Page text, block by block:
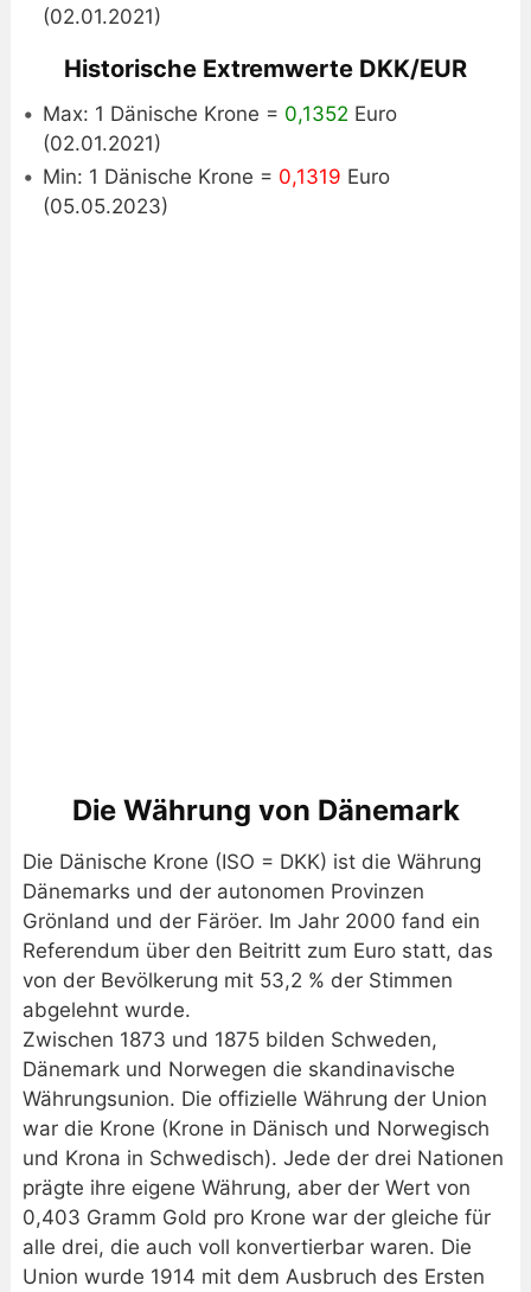
(02.01.2021)
Historische Extremwerte DKK/EUR
Max: 1 Dänische Krone = 0,1352 Euro
(02.01.2021)
Min: 1 Dänische Krone = 0,1319 Euro
(05.05.2023)
Die Währung von Dänemark
Die Dänische Krone (ISO = DKK) ist die Währung
Dänemarks und der autonomen Provinzen
Grönland und der Färöer. Im Jahr 2000 fand ein
Referendum über den Beitritt zum Euro statt, das
von der Bevölkerung mit 53,2 % der Stimmen
abgelehnt wurde.
Zwischen 1873 und 1875 bilden Schweden,
Dänemark und Norwegen die skandinavische
Währungsunion. Die offizielle Währung der Union
war die Krone (Krone in Dänisch und Norwegisch
und Krona in Schwedisch). Jede der drei Nationen
prägte ihre eigene Währung, aber der Wert von
0,403 Gramm Gold pro Krone war der gleiche für
alle drei, die auch voll konvertierbar waren. Die
Union wurde 1914 mit dem Ausbruch des Ersten